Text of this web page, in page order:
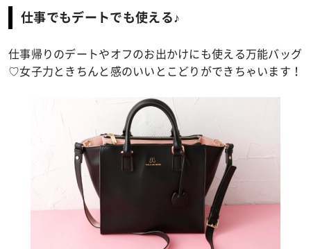
仕事でもデートでも使える♪
仕事帰りのデートやオフのお出かけにも使える万能バッグ
♡女子力ときちんと感のいいとこどりができちゃいます！